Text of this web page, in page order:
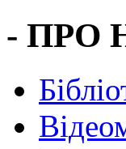
- ПРО